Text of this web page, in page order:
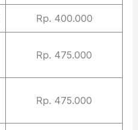
Rp. 400.000
Rp. 475.000
Rp. 475.000